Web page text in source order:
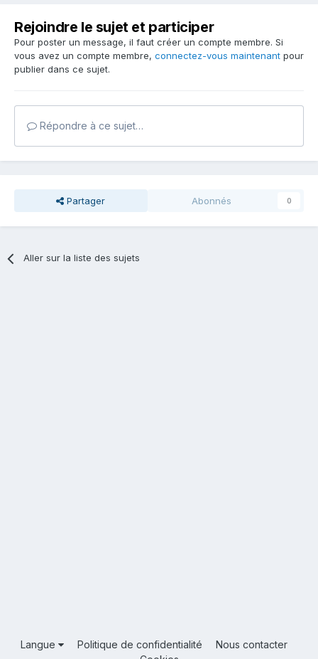
Rejoindre le sujet et participer
Pour poster un message, il faut créer un compte membre. Si
vous avez un compte membre, connectez-vous maintenant pour
publier dans ce sujet.
Répondre à ce sujet…
Partager Abonnés 0
Aller sur la liste des sujets
Langue Politique de confidentialité
Nous contacter